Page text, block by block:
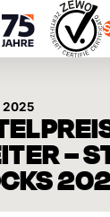
2025
–